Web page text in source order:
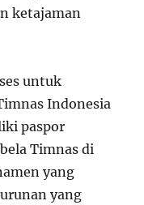
ketajaman
untuk
Indonesia
paspor
Timnas di
yang
yang